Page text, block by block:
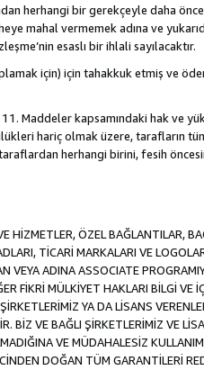
herhangi bir gerekçeyle daha önce
mahal vermemek adına ve
esaslı bir ihlali sayılacaktır.
için) için tahakkuk etmiş ve
Maddeler kapsamındaki hak ve
hariç olmak üzere, tarafların
herhangi birini, fesih
ÖZEL BAĞLANTILAR,
TİCARİ MARKALARI VE
VEYA ADINA ASSOCIATE
FİKRİ MÜLKİYET HAKLARI BİLGİ VE
YA DA LİSANS
VE BAĞLI ŞİRKETLERİMİZ VE
VE MÜDAHALESİZ
DOĞAN TÜM GARANTİLERİ